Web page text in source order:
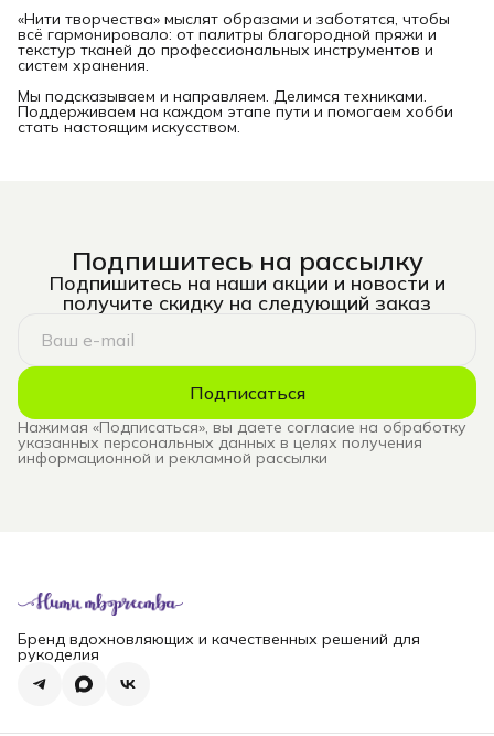
«Нити творчества» мыслят образами и заботятся, чтобы
всё гармонировало: от палитры благородной пряжи и
текстур тканей до профессиональных инструментов и
систем хранения.
Мы подсказываем и направляем. Делимся техниками.
Поддерживаем на каждом этапе пути и помогаем хобби
стать настоящим искусством.
Подпишитесь на рассылку
Подпишитесь на наши акции и новости и
получите скидку на следующий заказ
Подписаться
Нажимая «Подписаться», вы даете согласие на обработку
указанных персональных данных в целях получения
информационной и рекламной рассылки
Бренд вдохновляющих и качественных решений для
рукоделия